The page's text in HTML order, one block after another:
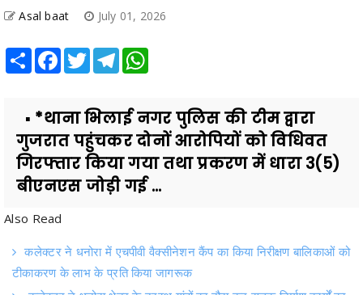
▪️ *थाना भिलाई नगर पुलिस की टीम द्वारा
गिरफ्तार किया गया तथा प्रकरण में धारा 3(5)
बीएनएस जोड़ी गई ...
Also Read
टीकाकरण के लाभ के प्रति किया जागरूक
कलेक्टर ने धनोरा क्षेत्र के दूरस्थ गांवों का दौरा कर सड़क निर्माण कार्यों का
लिया जायजा